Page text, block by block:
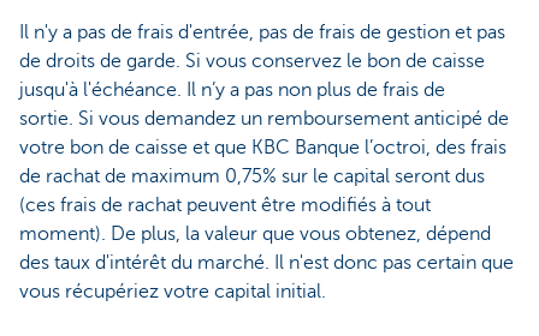
Il n'y a pas de frais d'entrée, pas de frais de gestion et pas
de droits de garde. Si vous conservez le bon de caisse
jusqu'à l'échéance. Il n’y a pas non plus de frais de
sortie. Si vous demandez un remboursement anticipé de
votre bon de caisse et que KBC Banque l’octroi, des frais
de rachat de maximum 0,75% sur le capital seront dus
(ces frais de rachat peuvent être modifiés à tout
moment). De plus, la valeur que vous obtenez, dépend
des taux d'intérêt du marché. Il n'est donc pas certain que
vous récupériez votre capital initial.